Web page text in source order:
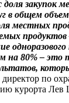
закупок
в общем
местных
продуктов
на 80% – это
директор по
курорта Лев